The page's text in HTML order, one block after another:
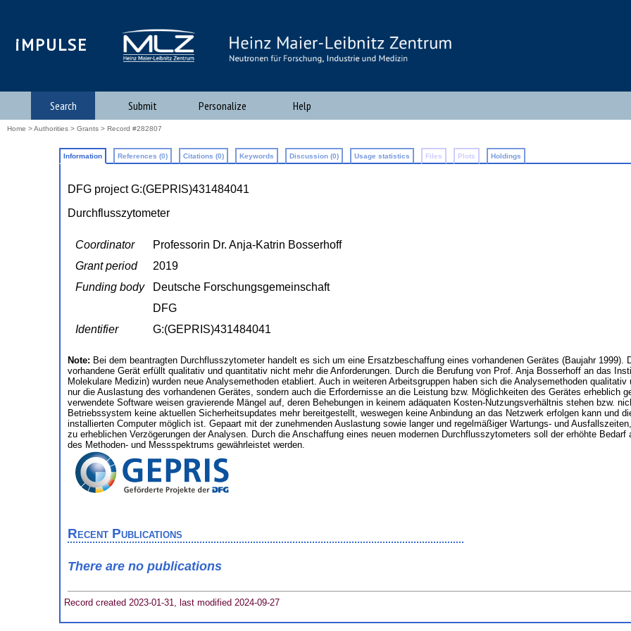
iMPULSE
Search Submit Personalize Help
Home >Authorities > Grants > Record #282807
Information References (0) Citations (0) Keywords Discussion (0) Usage statistics Files Plots Holdings
DFG project G:(GEPRIS)431484041
Durchflusszytometer
Coordinator
Professorin Dr. Anja-Katrin Bosserhoff
Grant period
2019
Funding body
Deutsche Forschungsgemeinschaft
DFG
Identifier
G:(GEPRIS)431484041
Note: Bei dem beantragten Durchflusszytometer handelt es sich um eine Ersatzbeschaffung eines vorhandenen Gerätes (Baujahr 1999).
vorhandene Gerät erfüllt qualitativ und quantitativ nicht mehr die Anforderungen. Durch die Berufung von Prof. Anja Bosserhoff an das
Molekulare Medizin) wurden neue Analysemethoden etabliert. Auch in weiteren Arbeitsgruppen haben sich die Analysemethoden
nur die Auslastung des vorhandenen Gerätes, sondern auch die Erfordernisse an die Leistung bzw. Möglichkeiten des Gerätes erheblich
verwendete Software weisen gravierende Mängel auf, deren Behebungen in keinem adäquaten Kosten-Nutzungsverhältnis stehen bzw.
Betriebssystem keine aktuellen Sicherheitsupdates mehr bereitgestellt, weswegen keine Anbindung an das Netzwerk erfolgen kann und
installierten Computer möglich ist. Gepaart mit der zunehmenden Auslastung sowie langer und regelmäßiger Wartungs- und
zu erheblichen Verzögerungen der Analysen. Durch die Anschaffung eines neuen modernen Durchflusszytometers soll der erhöhte
des Methoden- und Messspektrums gewährleistet werden.
Recent Publications
There are no publications
Record created 2023-01-31, last modified 2024-09-27